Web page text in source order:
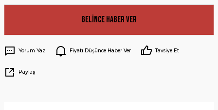
Gelince Haber Ver
Yorum Yaz Fiyatı Düşünce Haber Ver Tavsiye Et
Paylaş